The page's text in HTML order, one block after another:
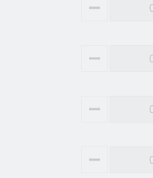
MINUS
MINUS
MINUS
MINUS